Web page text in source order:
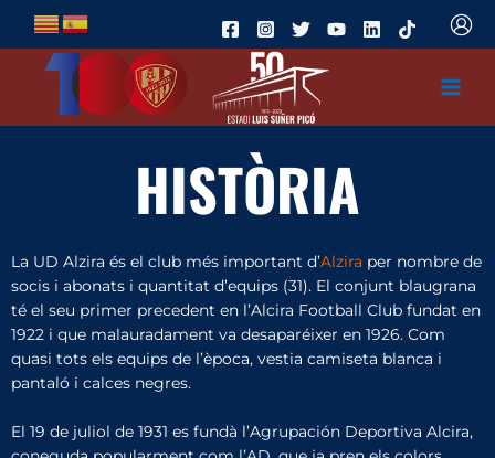
contenido
HISTÒRIA
La UD Alzira és el club més important d’Alzira per nombre de
socis i abonats i quantitat d’equips (31). El conjunt blaugrana
té el seu primer precedent en l’Alcira Football Club fundat en
1922 i que malauradament va desaparéixer en 1926. Com
quasi tots els equips de l’època, vestia camiseta blanca i
pantaló i calces negres.
El 19 de juliol de 1931 es fundà l’Agrupación Deportiva Alcira,